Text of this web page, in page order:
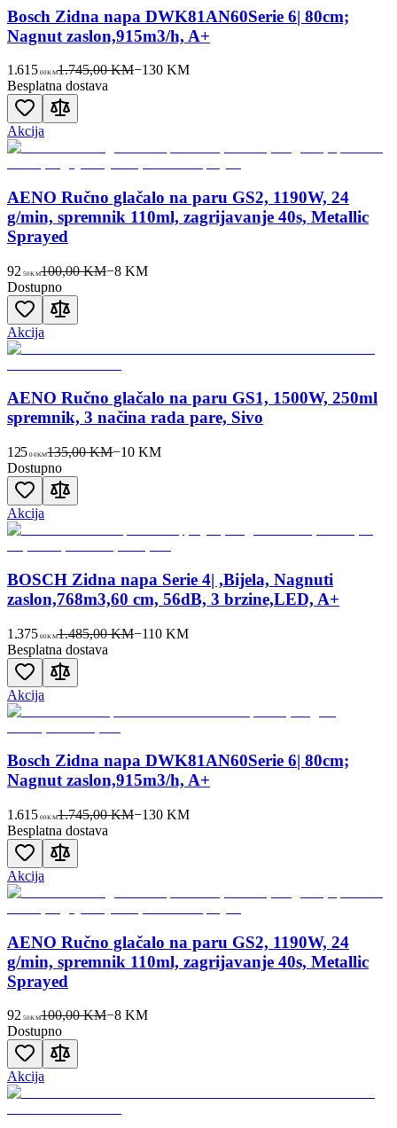
Bosch Zidna napa DWK81AN60Serie 6| 80cm;
Nagnut zaslon,915m3/h, A+
1.615 00KM1.745,00 KM−130KM
Besplatna dostava
Akcija
AENO Ručno glačalo na paru GS2, 1190W, 24
g/min, spremnik 110ml, zagrijavanje 40s, Metallic
Sprayed
92 50KM100,00 KM−8KM
Dostupno
Akcija
AENO Ručno glačalo na paru GS1, 1500W, 250ml
spremnik, 3 načina rada pare, Sivo
125 00KM135,00 KM−10 KM
Dostupno
Akcija
BOSCH Zidna napa Serie 4| ,Bijela, Nagnuti
zaslon,768m3,60 cm, 56dB, 3 brzine,LED, A+
1.375 00KM1.485,00 KM−110KM
Besplatna dostava
Akcija
Bosch Zidna napa DWK81AN60Serie 6| 80cm;
Nagnut zaslon,915m3/h, A+
1.615 00KM1.745,00 KM−130KM
Besplatna dostava
Akcija
AENO Ručno glačalo na paru GS2, 1190W, 24
g/min, spremnik 110ml, zagrijavanje 40s, Metallic
Sprayed
92 50KM100,00 KM−8KM
Dostupno
Akcija